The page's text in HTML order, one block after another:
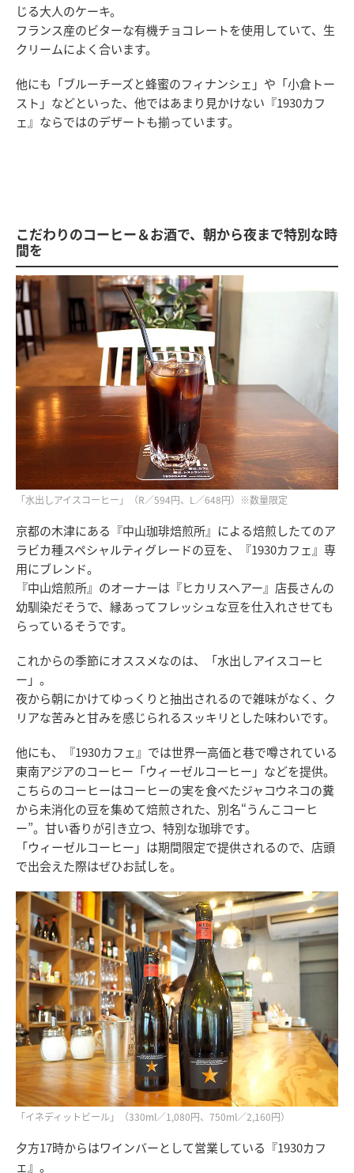
じる大人のケーキ。
フランス産のビターな有機チョコレートを使用していて、生
クリームによく合います。
他にも「ブルーチーズと蜂蜜のフィナンシェ」や「小倉トー
スト」などといった、他ではあまり見かけない『1930カフ
ェ』ならではのデザートも揃っています。
こだわりのコーヒー＆お酒で、朝から夜まで特別な時
間を
「水出しアイスコーヒー」（R／594円、L／648円）※数量限定
京都の木津にある『中山珈琲焙煎所』による焙煎したてのア
ラビカ種スペシャルティグレードの豆を、『1930カフェ』専
用にブレンド。
『中山焙煎所』のオーナーは『ヒカリスヘアー』店長さんの
幼馴染だそうで、縁あってフレッシュな豆を仕入れさせても
らっているそうです。
これからの季節にオススメなのは、「水出しアイスコーヒ
ー」。
夜から朝にかけてゆっくりと抽出されるので雑味がなく、ク
リアな苦みと甘みを感じられるスッキリとした味わいです。
他にも、『1930カフェ』では世界一高価と巷で噂されている
東南アジアのコーヒー「ウィーゼルコーヒー」などを提供。
こちらのコーヒーはコーヒーの実を食べたジャコウネコの糞
から未消化の豆を集めて焙煎された、別名“うんこコーヒ
ー”。甘い香りが引き立つ、特別な珈琲です。
「ウィーゼルコーヒー」は期間限定で提供されるので、店頭
で出会えた際はぜひお試しを。
「イネディットビール」（330ml／1,080円、750ml／2,160円）
夕方17時からはワインバーとして営業している『1930カフ
ェ』。